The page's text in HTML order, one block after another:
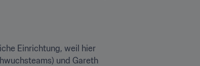
Einrichtung, weil hier
und Gareth